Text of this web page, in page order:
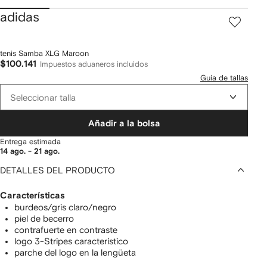
adidas
tenis Samba XLG Maroon
$100.141
Impuestos aduaneros incluidos
Guía de tallas
Seleccionar talla
Añadir a la bolsa
Entrega estimada
14 ago. - 21 ago.
DETALLES DEL PRODUCTO
Características
burdeos/gris claro/negro
piel de becerro
contrafuerte en contraste
logo 3-Stripes característico
parche del logo en la lengüeta